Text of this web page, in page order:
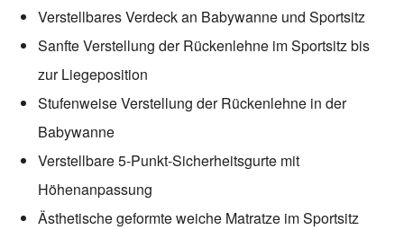
Verstellbares Verdeck an Babywanne und Sportsitz
Sanfte Verstellung der Rückenlehne im Sportsitz bis
zur Liegeposition
Stufenweise Verstellung der Rückenlehne in der
Babywanne
Verstellbare 5-Punkt-Sicherheitsgurte mit
Höhenanpassung
Ästhetische geformte weiche Matratze im Sportsitz